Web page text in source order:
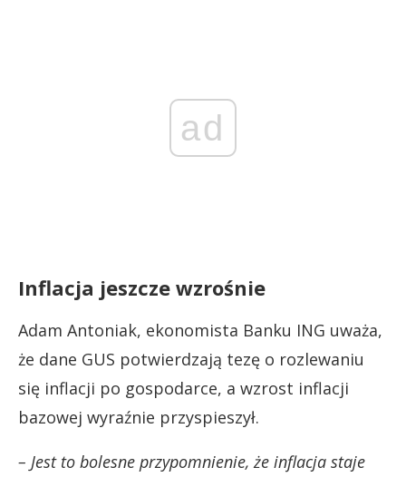
ad
Inflacja jeszcze wzrośnie
Adam Antoniak, ekonomista Banku ING uważa,
że dane GUS potwierdzają tezę o rozlewaniu
się inflacji po gospodarce, a wzrost inflacji
bazowej wyraźnie przyspieszył.
– Jest to bolesne przypomnienie, że inflacja staje